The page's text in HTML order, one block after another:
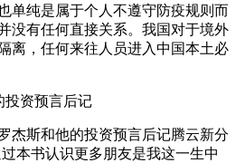
单纯是属于个人不遵守防疫规则而
没有任何直接关系。我国对于境外
离，任何来往人员进入中国本土必
投资预言后记
杰斯和他的投资预言后记腾云新分
本书认识更多朋友是我这一生中